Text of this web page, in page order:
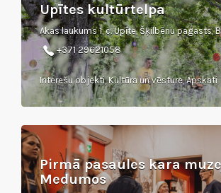
Upītes kultūrtelpa
Akas laukums 1, c. Upīte, Šķilbēnu pagasts,
+371 29621058
Interešu objekti, Kultūra un vēsture, Apskati
Pirmā pasaules kara
Medumos